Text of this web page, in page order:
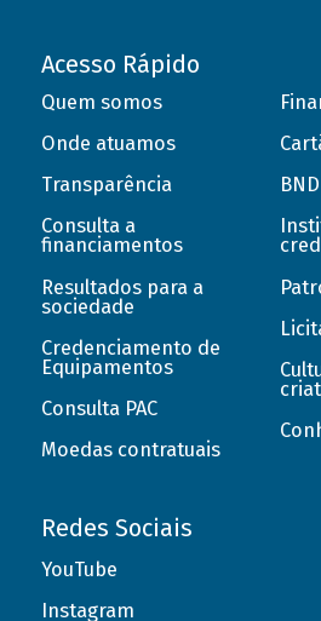
Acesso Rápido
Quem somos
Onde atuamos
Transparência
Consulta a
financiamentos
Resultados para a
sociedade
Credenciamento de
Equipamentos
Consulta PAC
Moedas contratuais
Redes Sociais
YouTube
Instagram